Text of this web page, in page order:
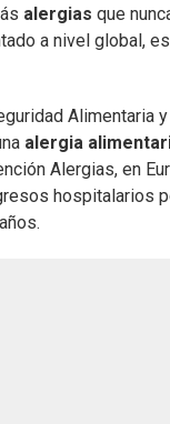
alergias que
a nivel global,
Alimentaria
alergia
Alergias, en
hospitalarios